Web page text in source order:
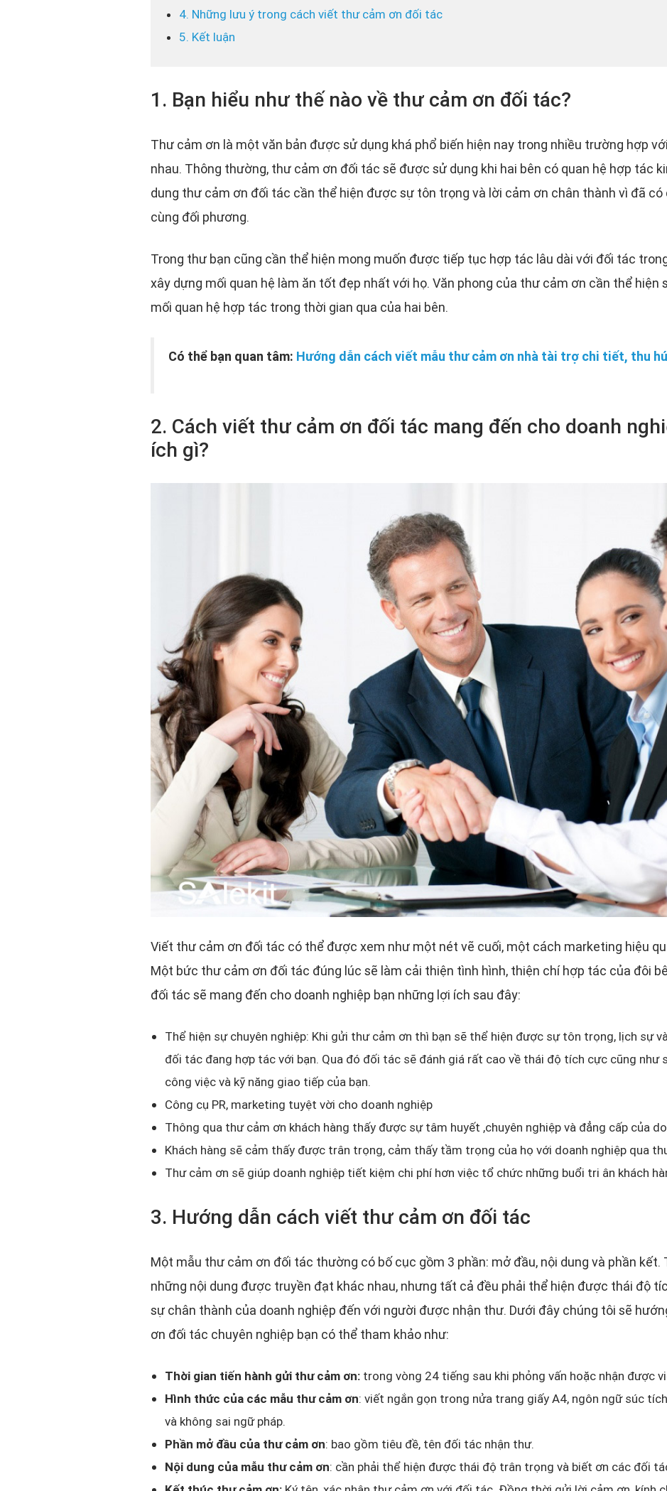
4. Những lưu ý trong cách viết thư cảm ơn đối tác
5. Kết luận
1. Bạn hiểu như thế nào về thư cảm ơn đối tác?
Thư cảm ơn là một văn bản được sử dụng khá phổ biến hiện nay trong nhiều trường hợp
nhau. Thông thường, thư cảm ơn đối tác sẽ được sử dụng khi hai bên có quan hệ hợp tác
dung thư cảm ơn đối tác cần thể hiện được sự tôn trọng và lời cảm ơn chân thành vì đã
cùng đối phương.
Trong thư bạn cũng cần thể hiện mong muốn được tiếp tục hợp tác lâu dài với đối tác
xây dựng mối quan hệ làm ăn tốt đẹp nhất với họ. Văn phong của thư cảm ơn cần thể hiện
mối quan hệ hợp tác trong thời gian qua của hai bên.
Có thể bạn quan tâm: Hướng dẫn cách viết mẫu thư cảm ơn nhà tài trợ chi tiết, thu
2. Cách viết thư cảm ơn đối tác mang đến cho doanh
ích gì?
Viết thư cảm ơn đối tác có thể được xem như một nét vẽ cuối, một cách marketing hiệu
Một bức thư cảm ơn đối tác đúng lúc sẽ làm cải thiện tình hình, thiện chí hợp tác của đôi
đối tác sẽ mang đến cho doanh nghiệp bạn những lợi ích sau đây:
Thể hiện sự chuyên nghiệp: Khi gửi thư cảm ơn thì bạn sẽ thể hiện được sự tôn trọng, lịch sự
đối tác đang hợp tác với bạn. Qua đó đối tác sẽ đánh giá rất cao về thái độ tích cực cũng như
công việc và kỹ năng giao tiếp của bạn.
Công cụ PR, marketing tuyệt vời cho doanh nghiệp
Thông qua thư cảm ơn khách hàng thấy được sự tâm huyết ,chuyên nghiệp và đẳng cấp của
Khách hàng sẽ cảm thấy được trân trọng, cảm thấy tầm trọng của họ với doanh nghiệp qua
Thư cảm ơn sẽ giúp doanh nghiệp tiết kiệm chi phí hơn việc tổ chức những buổi tri ân khách
3. Hướng dẫn cách viết thư cảm ơn đối tác
Một mẫu thư cảm ơn đối tác thường có bố cục gồm 3 phần: mở đầu, nội dung và phần kết.
những nội dung được truyền đạt khác nhau, nhưng tất cả đều phải thể hiện được thái độ
sự chân thành của doanh nghiệp đến với người được nhận thư. Dưới đây chúng tôi sẽ
ơn đối tác chuyên nghiệp bạn có thể tham khảo như:
Thời gian tiến hành gửi thư cảm ơn: trong vòng 24 tiếng sau khi phỏng vấn hoặc nhận được
Hình thức của các mẫu thư cảm ơn: viết ngắn gọn trong nửa trang giấy A4, ngôn ngữ súc
và không sai ngữ pháp.
Phần mở đầu của thư cảm ơn: bao gồm tiêu đề, tên đối tác nhận thư.
Nội dung của mẫu thư cảm ơn: cần phải thể hiện được thái độ trân trọng và biết ơn các đối